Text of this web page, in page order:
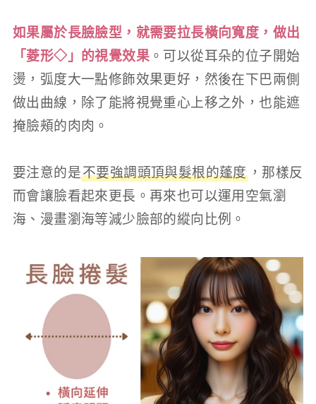
如果屬於長臉臉型，就需要拉長橫向寬度，做出
「菱形◇」的視覺效果。可以從耳朵的位子開始
燙，弧度大一點修飾效果更好，然後在下巴兩側
做出曲線，除了能將視覺重心上移之外，也能遮
掩臉頰的肉肉。
要注意的是不要強調頭頂與髮根的蓬度，那樣反
而會讓臉看起來更長。再來也可以運用空氣瀏
海、漫畫瀏海等減少臉部的縱向比例。